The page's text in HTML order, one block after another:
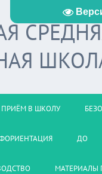
ПРИЁМ В ШКОЛУ
ДО
МАТЕРИАЛЫ